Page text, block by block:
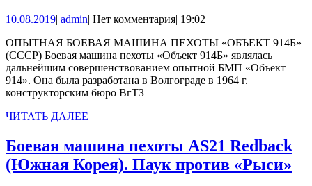
машина
пехоты
«Объект
914Б»
10.08.201910.08.2019
| adminadmin
| Нет комментария| 19:02
ОПЫТНАЯ БОЕВАЯ МАШИНА ПЕХОТЫ «ОБЪЕКТ 914Б»
(СССР) Боевая машина пехоты «Объект 914Б» являлась
дальнейшим совершенствованием опытной БМП «Объект
914». Она была разработана в Волгограде в 1964 г.
конструкторским бюро ВгТЗ
ЧИТАТЬ ДАЛЕЕ
Боевая машина пехоты AS21 Redback
(Южная Корея). Паук против «Рыси»